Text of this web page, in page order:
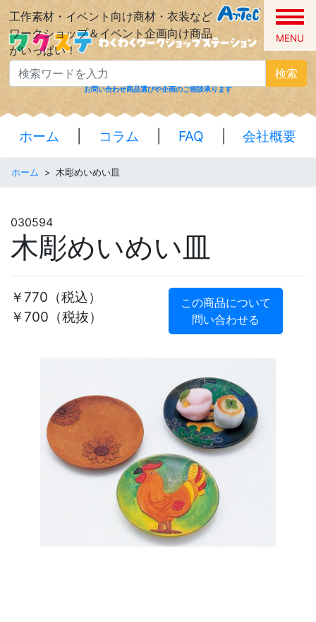
工作素材・イベント向け商材・衣装など
ワークショップ＆イベント企画向け商品
がいっぱい！
MENU
検索
お問い合わせ商品選びや企画のご相談承ります
ホーム コラム FAQ 会社概要
ホーム > 木彫めいめい皿
030594
木彫めいめい皿
￥770 （税込）
￥700（税抜）
この商品について
問い合わせる